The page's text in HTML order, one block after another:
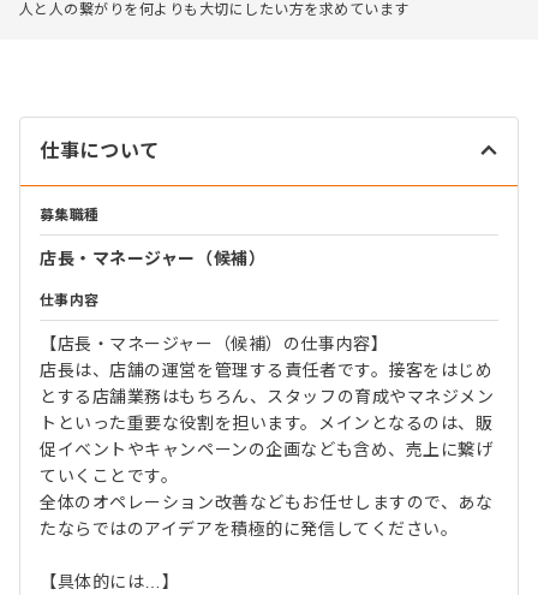
人と人の繋がりを何よりも大切にしたい方を求めています
仕事について
募集職種
店長・マネージャー（候補）
仕事内容
【店長・マネージャー（候補）の仕事内容】
店長は、店舗の運営を管理する責任者です。接客をはじめ
とする店舗業務はもちろん、スタッフの育成やマネジメン
トといった重要な役割を担います。メインとなるのは、販
促イベントやキャンペーンの企画なども含め、売上に繋げ
ていくことです。
全体のオペレーション改善などもお任せしますので、あな
たならではのアイデアを積極的に発信してください。
【具体的には…】